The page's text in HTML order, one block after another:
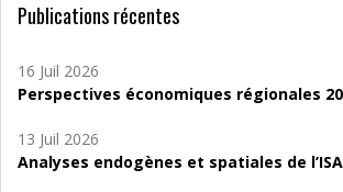
Publications récentes
16 Juil 2026
Perspectives économiques régionales
13 Juil 2026
Analyses endogènes et spatiales de